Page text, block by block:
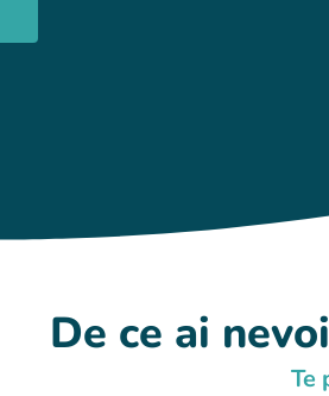
De ce ai
Te